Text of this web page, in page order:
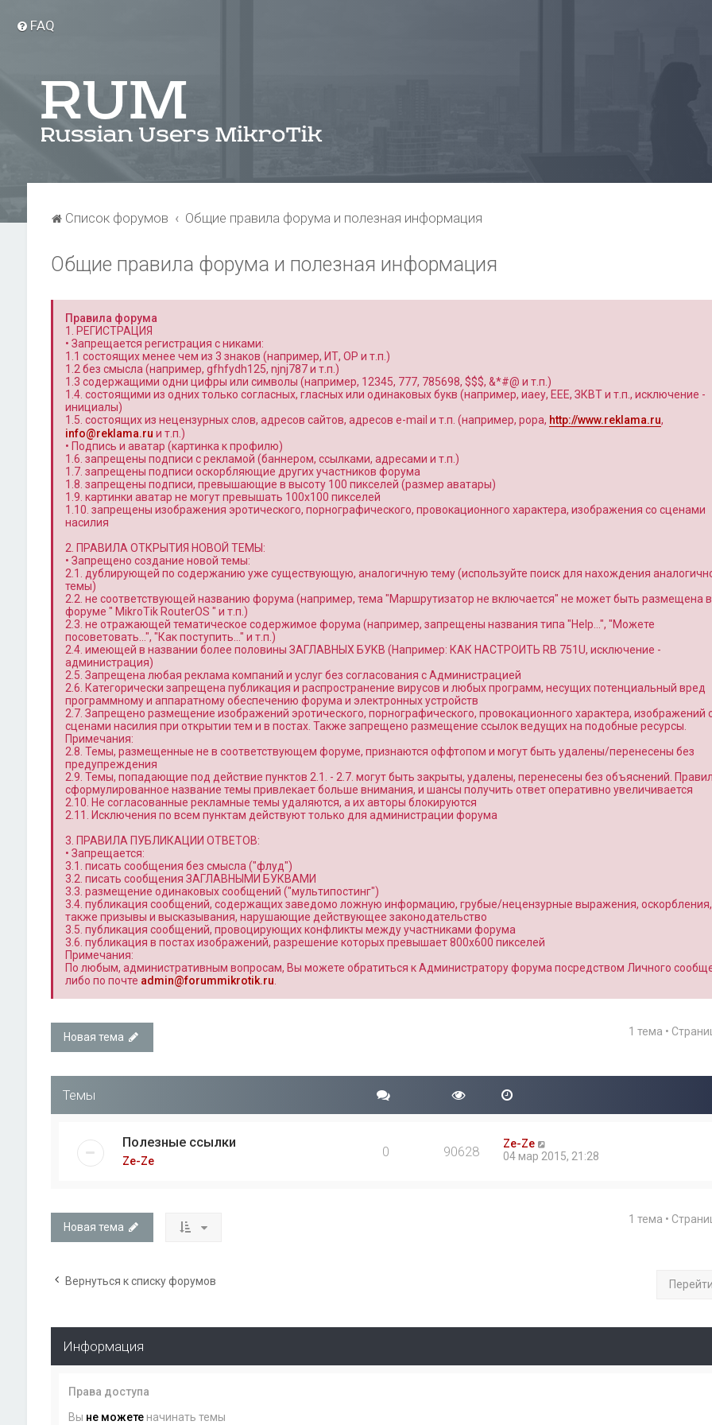
FAQ
Список форумов Общие правила форума и полезная информация
Общие правила форума и полезная информация
Правила форума
1. РЕГИСТРАЦИЯ
• Запрещается регистрация с никами:
1.1 состоящих менее чем из 3 знаков (например, ИТ, OP и т.п.)
1.2 без смысла (например, gfhfydh125, njnj787 и т.п.)
1.3 содержащими одни цифры или символы (например, 12345, 777, 785698, $$$, &*#@ и т.п.)
1.4. состоящими из одних только согласных, гласных или одинаковых букв (например, иаеу, ЕЕЕ, ЗКВТ и т.п., исключение -
инициалы)
1.5. состоящих из нецензурных слов, адресов сайтов, адресов e-mail и т.п. (например, popa, http://www.reklama.ru,
info@reklama.ru и т.п.)
• Подпись и аватар (картинка к профилю)
1.6. запрещены подписи с рекламой (баннером, ссылками, адресами и т.п.)
1.7. запрещены подписи оскорбляющие других участников форума
1.8. запрещены подписи, превышающие в высоту 100 пикселей (размер аватары)
1.9. картинки аватар не могут превышать 100x100 пикселей
1.10. запрещены изображения эротического, порнографического, провокационного характера, изображения со сценами
насилия
2. ПРАВИЛА ОТКРЫТИЯ НОВОЙ ТЕМЫ:
• Запрещено создание новой темы:
2.1. дублирующей по содержанию уже существующую, аналогичную тему (используйте поиск для нахождения
темы)
2.2. не соответствующей названию форума (например, тема "Маршрутизатор не включается" не может быть размещена в
форуме " MikroTik RouterOS " и т.п.)
2.3. не отражающей тематическое содержимое форума (например, запрещены названия типа "Help…", "Можете
посоветовать…", "Как поступить…" и т.п.)
2.4. имеющей в названии более половины ЗАГЛАВНЫХ БУКВ (Например: КАК НАСТРОИТЬ RB 751U, исключение -
администрация)
2.5. Запрещена любая реклама компаний и услуг без согласования с Администрацией
2.6. Категорически запрещена публикация и распространение вирусов и любых программ, несущих потенциальный вред
программному и аппаратному обеспечению форума и электронных устройств
2.7. Запрещено размещение изображений эротического, порнографического, провокационного характера, изображений
сценами насилия при открытии тем и в постах. Также запрещено размещение ссылок ведущих на подобные ресурсы.
Примечания:
2.8. Темы, размещенные не в соответствующем форуме, признаются оффтопом и могут быть удалены/перенесены без
предупреждения
2.9. Темы, попадающие под действие пунктов 2.1. - 2.7. могут быть закрыты, удалены, перенесены без объяснений.
сформулированное название темы привлекает больше внимания, и шансы получить ответ оперативно увеличивается
2.10. Не согласованные рекламные темы удаляются, а их авторы блокируются
2.11. Исключения по всем пунктам действуют только для администрации форума
3. ПРАВИЛА ПУБЛИКАЦИИ ОТВЕТОВ:
• Запрещается:
3.1. писать сообщения без смысла ("флуд")
3.2. писать сообщения ЗАГЛАВНЫМИ БУКВАМИ
3.3. размещение одинаковых сообщений ("мультипостинг")
3.4. публикация сообщений, содержащих заведомо ложную информацию, грубые/нецензурные выражения,
также призывы и высказывания, нарушающие действующее законодательство
3.5. публикация сообщений, провоцирующих конфликты между участниками форума
3.6. публикация в постах изображений, разрешение которых превышает 800x600 пикселей
Примечания:
По любым, административным вопросам, Вы можете обратиться к Администратору форума посредством Личного
либо по почте admin@forummikrotik.ru
Новая тема 1 тема •
Темы
Полезные ссылки
Ze-Ze
0 90628
Ze-Ze
04 мар 2015, 21:28
Новая тема
1 тема •
Вернуться к списку форумов Перейти
Информация
Права доступа
Вы не можетеначинать темы